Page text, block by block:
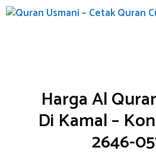
Skip
Harga Al
Di Kamal –
2646-